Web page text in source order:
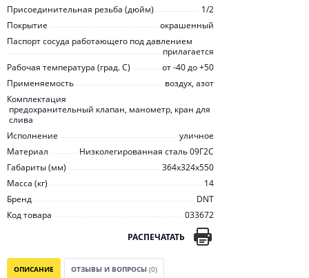
Присоединительная резьба (дюйм)
1/2
Покрытие
окрашенный
Паспорт сосуда работающего под давлением
прилагается
Рабочая температура (град. C)
от -40 до +50
Применяемость
воздух, азот
Комплектация
предохранительный клапан, манометр, кран для
слива
Исполнение
уличное
Материал
Низколегированная сталь 09Г2С
Габариты (мм)
364х324х550
Масса (кг)
14
Бренд
DNT
Код товара
033672
РАСПЕЧАТАТЬ
ОПИСАНИЕ ОТЗЫВЫ И ВОПРОСЫ (0)